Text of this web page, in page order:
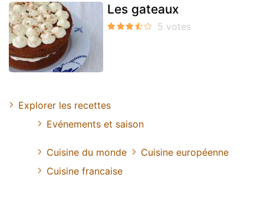
Les gateaux
Explorer les recettes
Evénements et saison
Cuisine du monde
Cuisine européenne
Cuisine francaise